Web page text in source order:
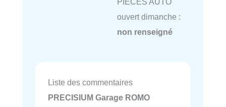
ouvert dimanche :
non renseigné
Liste des commentaires
PRECISIUM Garage ROMO